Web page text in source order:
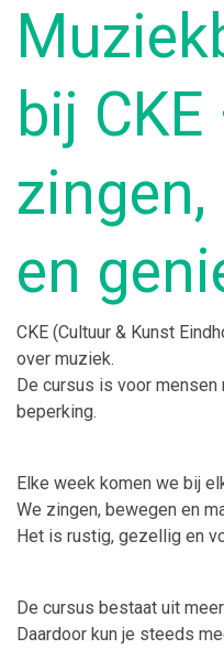
bij
zingen,
en
CKE (Cultuur & Kunst
over muziek.
De cursus is voor
beperking.
Elke week komen we bij
We zingen, bewegen en
Het is rustig, gezellig en
De cursus bestaat uit
Daardoor kun je steeds